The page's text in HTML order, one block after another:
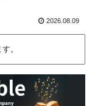
2026.08.09
。